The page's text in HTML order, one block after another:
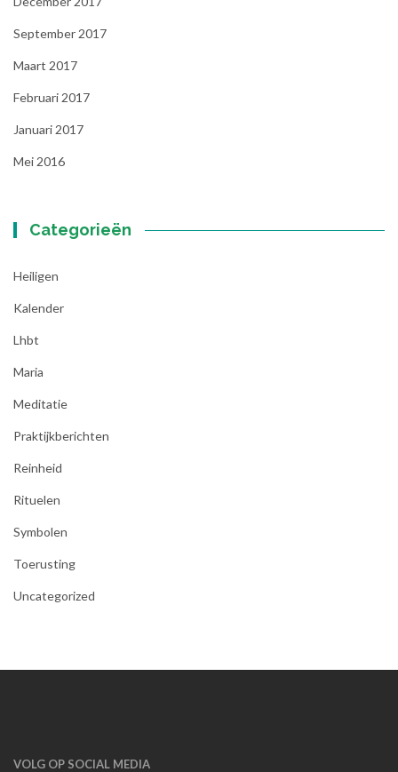
September 2017
Maart 2017
Februari 2017
Januari 2017
Mei 2016
Categorieën
Heiligen
Kalender
Lhbt
Maria
Meditatie
Praktijkberichten
Reinheid
Rituelen
Symbolen
Toerusting
Uncategorized
VOLG OP SOCIAL MEDIA